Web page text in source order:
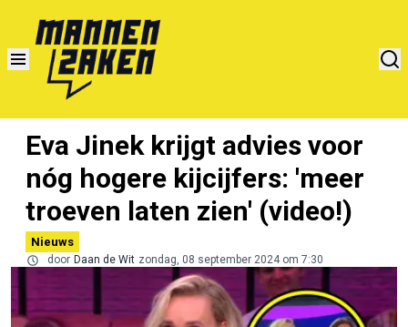
Eva Jinek krijgt advies voor
nóg hogere kijcijfers: 'meer
troeven laten zien' (video!)
Nieuws
door Daan de Wit zondag, 08 september 2024 om 7:30